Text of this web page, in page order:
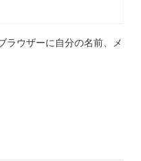
ラウザーに自分の名前、メ